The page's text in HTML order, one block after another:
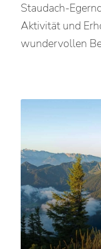
Staudach-
Aktivität und
wundervollen